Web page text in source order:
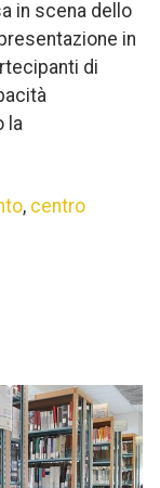
in scena dello
in
di
la
, centro